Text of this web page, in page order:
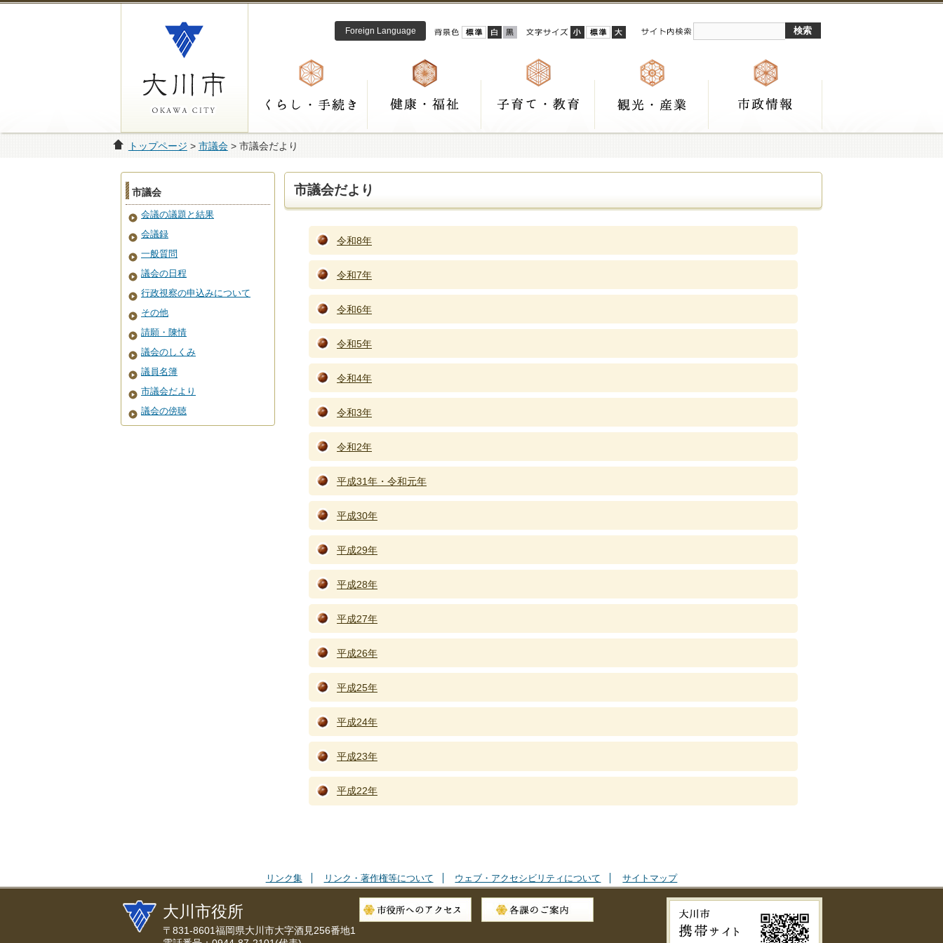
Foreign Language
トップページ > 市議会> 市議会だより
市議会だより
令和8年
令和7年
令和6年
令和5年
令和4年
令和3年
令和2年
平成31年・令和元年
平成30年
平成29年
平成28年
平成27年
平成26年
平成25年
平成24年
平成23年
平成22年
市議会
会議の議題と結果
会議録
一般質問
議会の日程
行政視察の申込みについて
その他
請願・陳情
議会のしくみ
議員名簿
市議会だより
議会の傍聴
リンク集 リンク・著作権等について ウェブ・アクセシビリティについて サイトマップ
大川市役所
〒831-8601福岡県大川市大字酒見256番地1